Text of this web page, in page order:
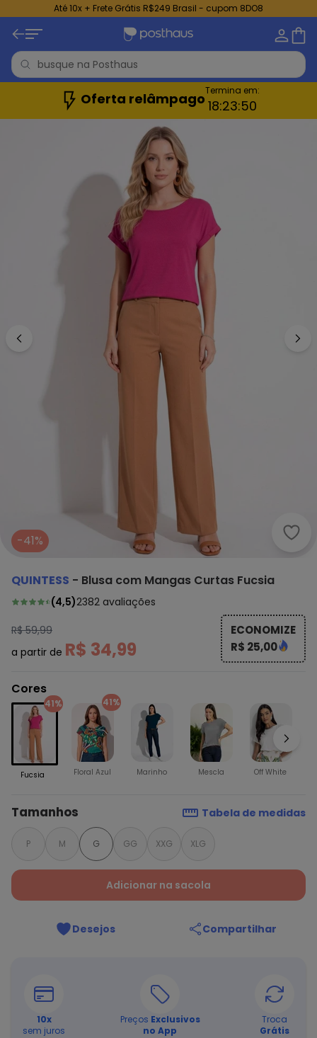
Até 10x + Frete Grátis R$249 Brasil - cupom 8DO8
Oferta relâmpagoTermina em:
18:23:48
-41%
QUINTESS - Blusa com Mangas Curtas Fucsia
(4,5)2382 avaliações
R$ 59,99
a partir de R$ 34,99
ECONOMIZE
R$ 25,00
Cores
41%
Fucsia
41%
Floral Azul Marinho Mescla Off White
Tamanhos Tabela de medidas
P M G GG XXG XLG
Adicionar na sacola
Desejos Compartilhar
10x
sem juros
Preços Exclusivos
no App
Troca
Grátis